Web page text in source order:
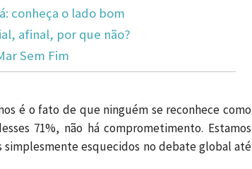
conheça o lado bom
afinal, por que não?
Sem Fim
é o fato de que ninguém se reconhece como
71%, não há comprometimento. Estamos
esquecidos no debate global até